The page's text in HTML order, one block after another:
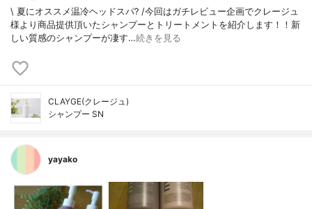
\ 夏にオススメ温冷ヘッドスパ? /今回はガチレビュー企画でクレージュ
様より商品提供頂いたシャンプーとトリートメントを紹介します！！新
しい質感のシャンプーが凄す…続きを見る
CLAYGE(クレージュ)
シャンプー SN
yayako